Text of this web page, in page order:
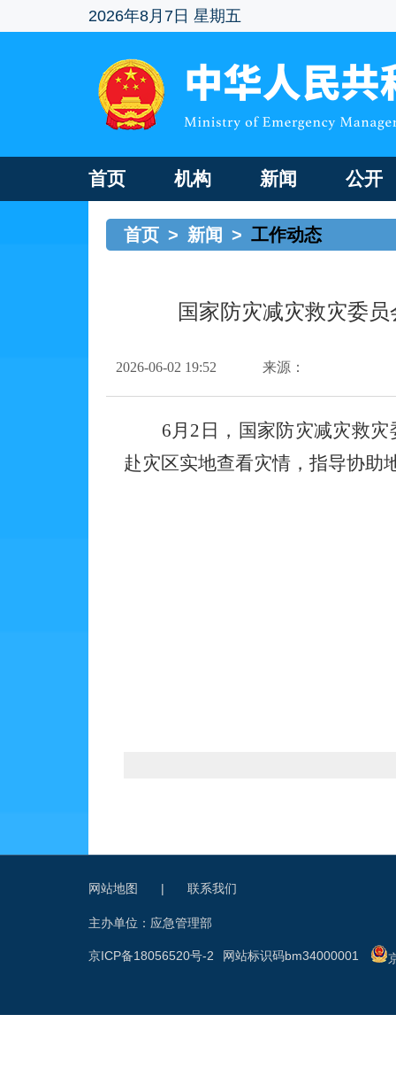
2026年8月7日 星期五
首页 机构 新闻 公开
首页 > 新闻 > 工作动态
国家防灾减灾救灾委
2026-06-02 19:52 来源：
6月2日，国家防灾减灾救
赴灾区实地查看灾情，指导协助
网站地图 | 联系我们
主办单位：应急管理部
网站标识码bm34000001
京ICP备18056520号-2